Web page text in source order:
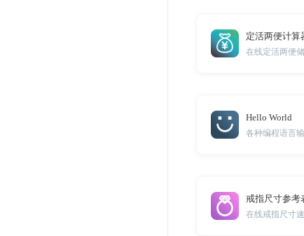
定活两便计算
在线定活两便
Hello World
各种编程语言
戒指尺寸参考
在线戒指尺寸